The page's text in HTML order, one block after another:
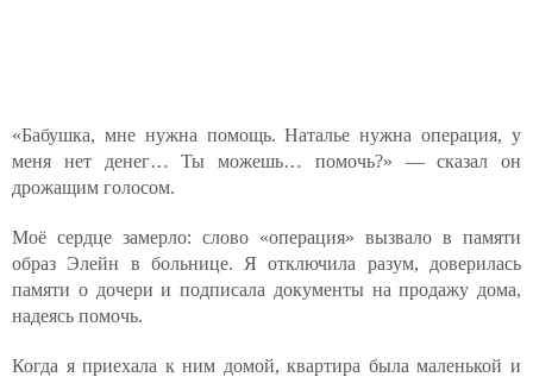
«Бабушка, мне нужна помощь. Наталье нужна операция, у
меня нет денег… Ты можешь… помочь?» — сказал он
дрожащим голосом.
Моё сердце замерло: слово «операция» вызвало в памяти
образ Элейн в больнице. Я отключила разум, доверилась
памяти о дочери и подписала документы на продажу дома,
надеясь помочь.
Когда я приехала к ним домой, квартира была маленькой и